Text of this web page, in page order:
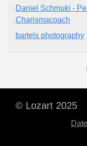
Daniel Schmuki -
Charismacoach
bartels photography
© Lozart 2025